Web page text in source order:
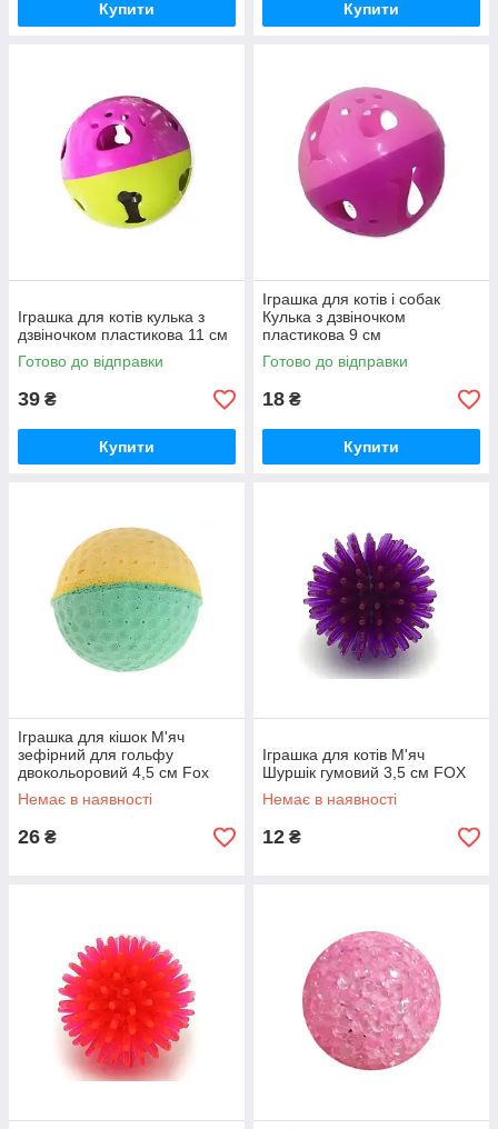
Купити Купити
Іграшка для котів кулька з
дзвіночком пластикова 11 см
Готово до відправки
39 ₴
Купити
Іграшка для котів і собак
Кулька з дзвіночком
пластикова 9 см
Готово до відправки
18 ₴
Купити
Іграшка для кішок М'яч
зефірний для гольфу
двокольоровий 4,5 см Fox
Немає в наявності
26 ₴
Іграшка для котів М'яч
Шуршік гумовий 3,5 см FOX
Немає в наявності
12 ₴